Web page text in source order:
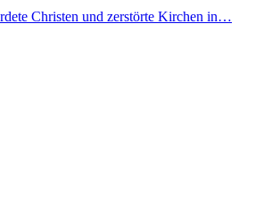
Christen und zerstörte Kirchen in…